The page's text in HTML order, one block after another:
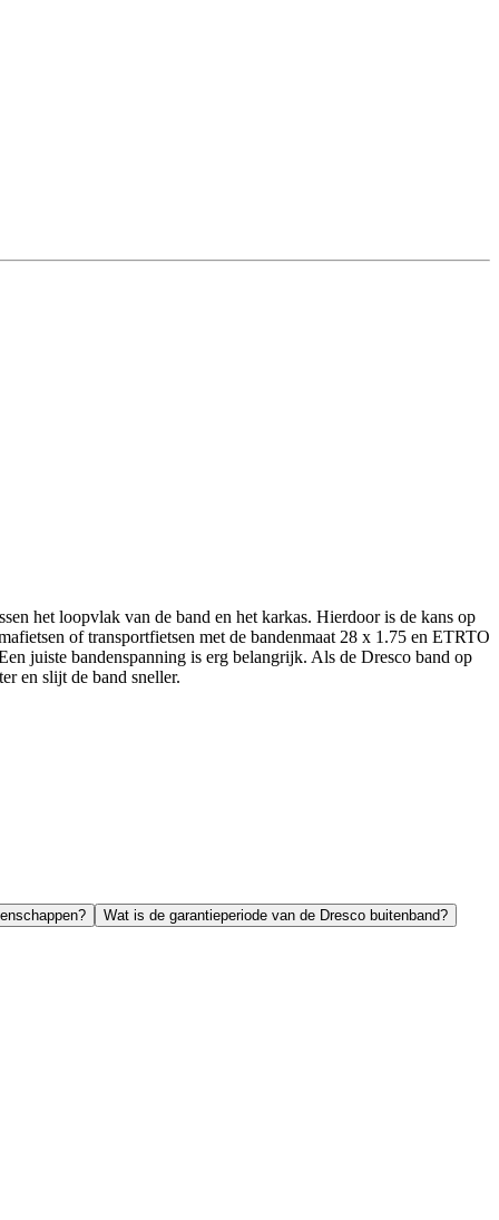
het loopvlak van de band en het karkas. Hierdoor is de kans op
of transportfietsen met de bandenmaat 28 x 1.75 en ETRTO
juiste bandenspanning is erg belangrijk. Als de Dresco band op
en slijt de band sneller.
Wat is de garantieperiode van de Dresco buitenband?